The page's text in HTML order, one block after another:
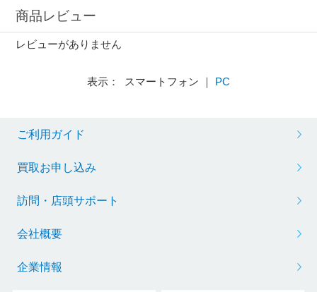
商品レビュー
レビューがありません
表示： スマートフォン ｜ PC
ご利用ガイド
買取お申し込み
訪問・店頭サポート
会社概要
企業情報